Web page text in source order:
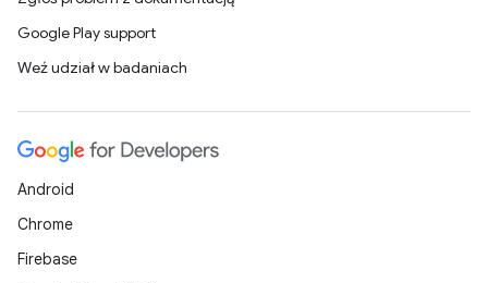
Google Play support
Weź udział w badaniach
Android
Chrome
Firebase